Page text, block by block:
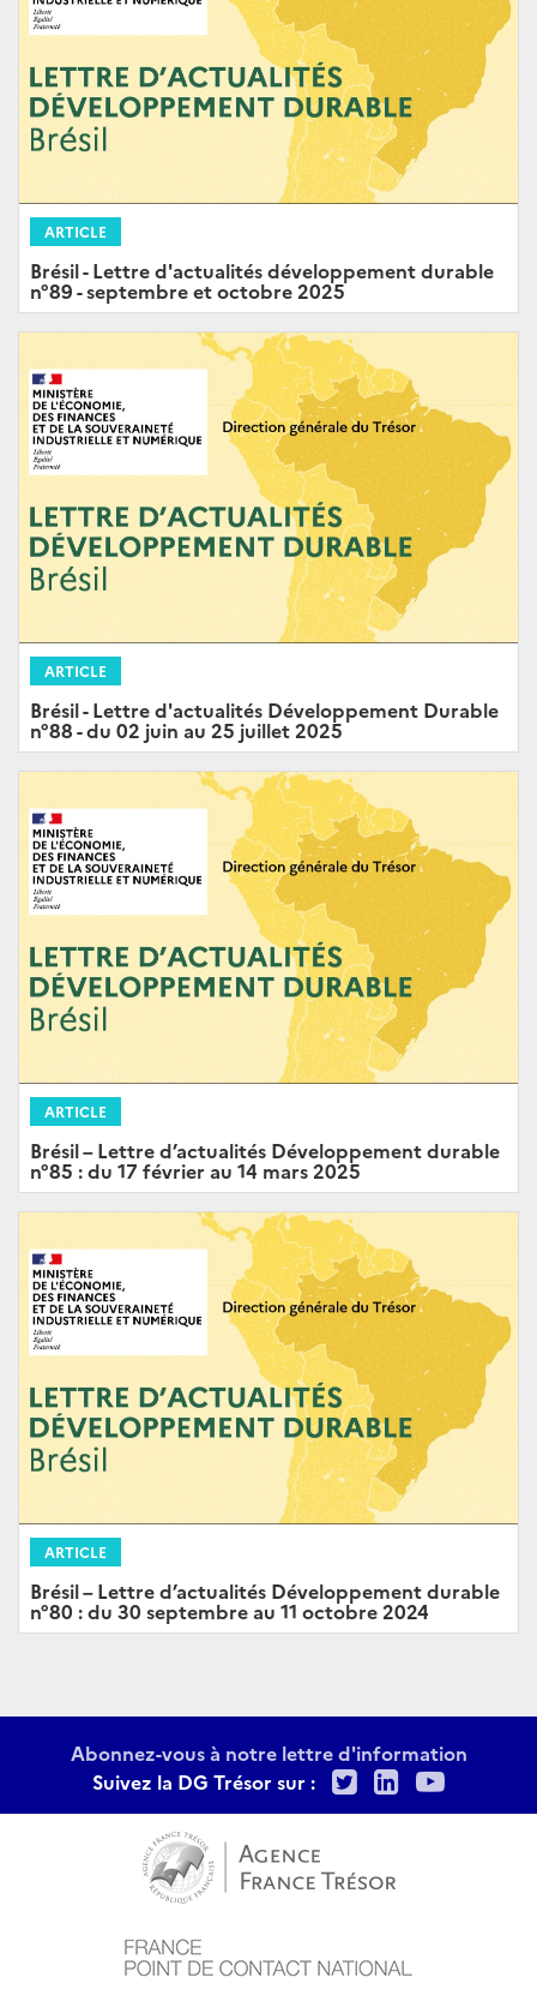
ARTICLE
Brésil - Lettre d'actualités développement durable
n°89 - septembre et octobre 2025
ARTICLE
Brésil - Lettre d'actualités Développement Durable
n°88 - du 02 juin au 25 juillet 2025
ARTICLE
Brésil – Lettre d’actualités Développement durable
n°85 : du 17 février au 14 mars 2025
ARTICLE
Brésil – Lettre d’actualités Développement durable
n°80 : du 30 septembre au 11 octobre 2024
Abonnez-vous à notre lettre d'information
Suivez la DG Trésor sur :
TwitterLinkedIn